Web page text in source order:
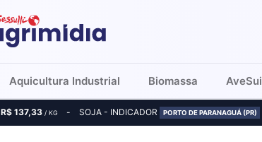
Aquicultura Industrial Biomassa AveSui
R$ 137,33/ KG SOJA - INDICADOR PORTO DE PARANAGUÁ (PR)